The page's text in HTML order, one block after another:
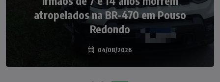
atropelados na BR-470 em Pouso
Redondo
04/08/2026
Nádia Menegazzi leva o nome de Taió ao
palco do Programa Silvio Santos
07/08/2026